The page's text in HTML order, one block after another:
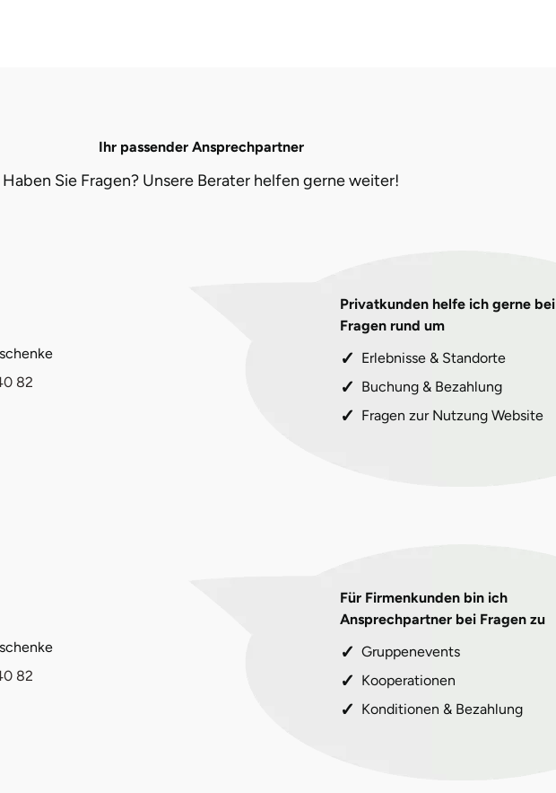
Ihr passender Ansprechpartner
Haben Sie Fragen? Unsere Berater helfen gerne weiter!
82
Privatkunden helfe ich gerne bei
Fragen rund um
Erlebnisse & Standorte
Buchung & Bezahlung
Fragen zur Nutzung Website
82
Für Firmenkunden bin ich
Ansprechpartner bei Fragen zu
Gruppenevents
Kooperationen
Konditionen & Bezahlung